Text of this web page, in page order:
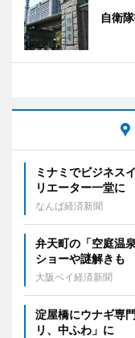
自衛
ミナミでビジネス
リエーター一堂に
なんば経済新聞
弁天町の「空庭温
ショーや謎解きも
大阪ベイ経済新聞
淀屋橋にウナギ専
リ、中ふわ」に